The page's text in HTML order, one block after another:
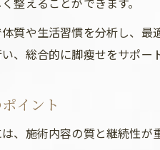
質や生活習慣を分析し、
、総合的に脚瘦せをサポー
イント
、施術内容の質と継続性